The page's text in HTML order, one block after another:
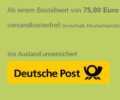
Ab einem Bestellwert von 75,00 Euro
versandkostenfrei! (innerhalb Deutschlands)
Ins Ausland unversichert